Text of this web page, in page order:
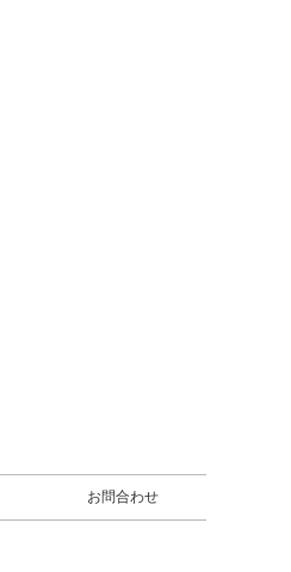
お問合わせ